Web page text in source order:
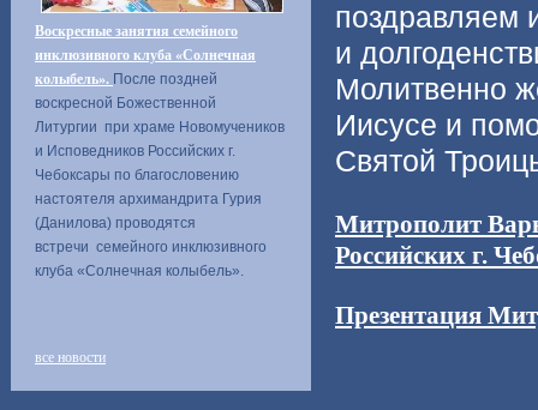
Воскресные занятия семейного
инклюзивного клуба «Солнечная
колыбель». После поздней
воскресной Божественной
Литургии при храме Новомучеников
и Исповедников Российских г.
Чебоксары по благословению
настоятеля архимандрита Гурия
(Данилова) проводятся
встречи семейного инклюзивного
клуба «Солнечная колыбель».
все новости
поздравляем
и
Молитвенно
Иисусе и
Святой
Митрополит
Российских г.
Презентация